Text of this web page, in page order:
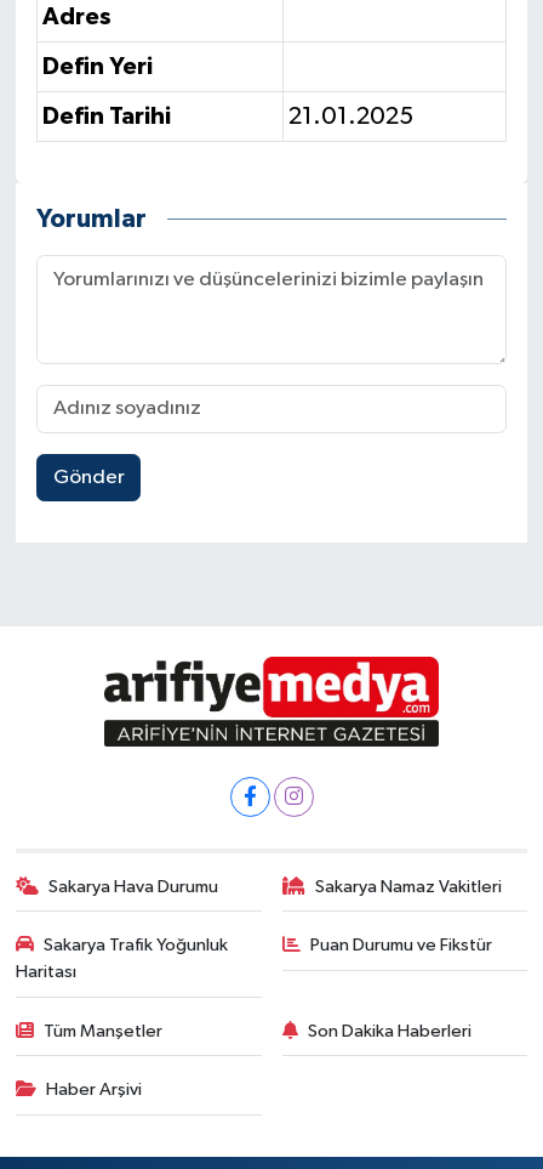
Adres
Defin Yeri
Defin Tarihi 21.01.2025
Yorumlar
Gönder
Sakarya Hava Durumu Sakarya Namaz Vakitleri
Sakarya Trafik Yoğunluk
Haritası
Puan Durumu ve Fikstür
Tüm Manşetler Son Dakika Haberleri
Haber Arşivi